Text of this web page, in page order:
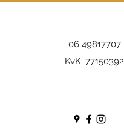
06 49817707
KvK: 77150392